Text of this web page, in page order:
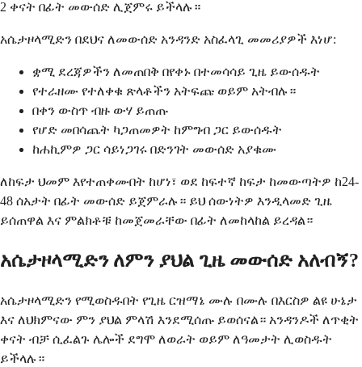
2 ቀናት በፊት መውሰድ ሊጀምሩ ይችላሉ።
አሴታዞላሚድን በደህና ለመውሰድ አንዳንድ አስፈላጊ መመሪያዎች እነሆ:
ቋሚ ደረጃዎችን ለመጠበቅ በየቀኑ በተመሳሳይ ጊዜ ይውሰዱት
የተራዘሙ የተለቀቁ ጽላቶችን አትፍጩ ወይም አትብሉ።
በቀን ውስጥ ብዙ ውሃ ይጠጡ
የሆድ መበሳጨት ካጋጠመዎት ከምግብ ጋር ይውሰዱት
ከሐኪምዎ ጋር ሳይነጋገሩ በድንገት መውሰድ አያቁሙ
ለከፍታ ህመም እየተጠቀሙበት ከሆነ፣ ወደ ከፍተኛ ከፍታ ከመውጣትዎ ከ24-
48 ሰአታት በፊት መውሰድ ይጀምራሉ። ይህ ሰውነትዎ እንዲላመድ ጊዜ
ይሰጠዋል እና ምልክቶቹ ከመጀመራቸው በፊት ለመከላከል ይረዳል።
አሴታዞላሚድን ለምን ያህል ጊዜ መውሰድ አለብኝ?
አሴታዞላሚድን የሚወስዱበት የጊዜ ርዝማኔ ሙሉ በሙሉ በእርስዎ ልዩ ሁኔታ
እና ለህክምናው ምን ያህል ምላሽ እንደሚሰጡ ይወሰናል። አንዳንዶች ለጥቂት
ቀናት ብቻ ሲፈልጉ ሌሎች ደግሞ ለወራት ወይም ለዓመታት ሊወስዱት
ይችላሉ።